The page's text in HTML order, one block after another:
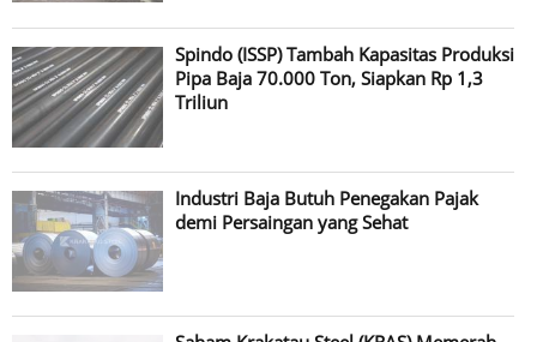
Spindo (ISSP) Tambah Kapasitas Produksi
Pipa Baja 70.000 Ton, Siapkan Rp 1,3
Triliun
Industri Baja Butuh Penegakan Pajak
demi Persaingan yang Sehat